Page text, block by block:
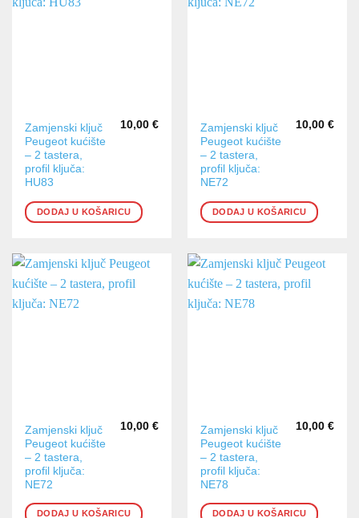
Zamjenski ključ
Peugeot kućište
– 2 tastera,
profil ključa:
HU83
10,00 €
DODAJ U KOŠARICU
Zamjenski ključ
Peugeot kućište
– 2 tastera,
profil ključa:
NE72
10,00 €
DODAJ U KOŠARICU
Zamjenski ključ
Peugeot kućište
– 2 tastera,
profil ključa:
NE72
10,00 €
DODAJ U KOŠARICU
Zamjenski ključ
Peugeot kućište
– 2 tastera,
profil ključa:
NE78
10,00 €
DODAJ U KOŠARICU